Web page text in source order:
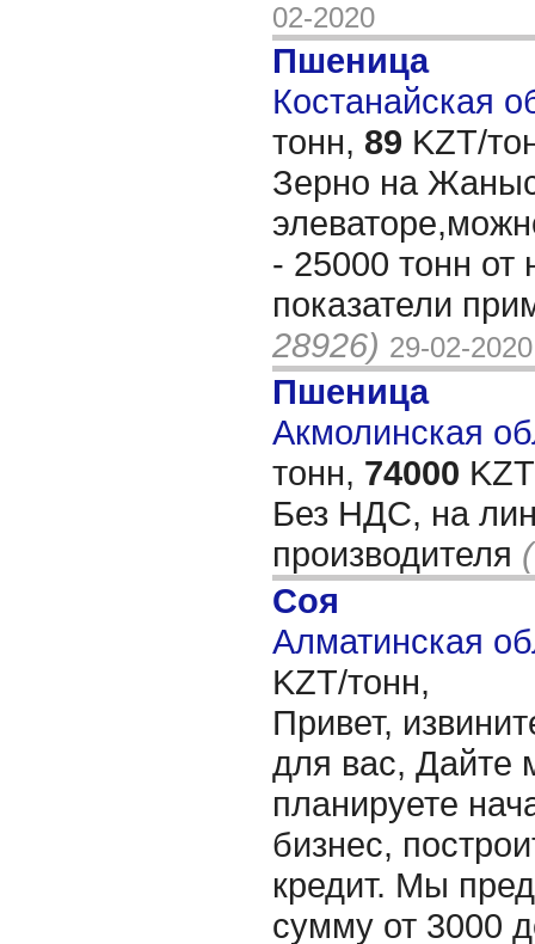
02-2020
Пшеница
Костанайская
тонн, 89 KZT/
Зерно на
- 25000 тонн от
показатели
28926) 29-02-2020
Пшеница
Акмолинская
тонн, 74000
Без НДС, на
производителя
Соя
Алматинская
KZT/тонн,
Привет,
для вас, Дайте
планируете
бизнес,
кредит. Мы
сумму от 3000